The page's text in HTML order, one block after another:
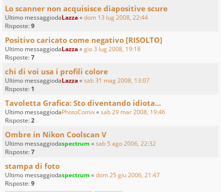
Lo scanner non acquisisce diapositive scure
Ultimo messaggiodaLazza«dom 13 lug 2008, 22:44
Risposte:9
Positivo caricato come negativo [RISOLTO]
Ultimo messaggiodaLazza«gio 3 lug 2008, 19:18
Risposte:7
chi di voi usa i profili colore
Ultimo messaggiodaLazza«sab 31 mag 2008, 13:07
Risposte: 1
Tavoletta Grafica: Sto diventando idiota...
Ultimo messaggiodaPhotoComix«sab 29 mar 2008, 19:46
Risposte:2
Ombre in Nikon Coolscan V
Ultimo messaggiodaspectrum «sab 5 ago 2006, 22:32
Risposte:7
stampa di foto
Ultimo messaggiodaspectrum «dom 25 giu 2006, 21:47
Risposte:9